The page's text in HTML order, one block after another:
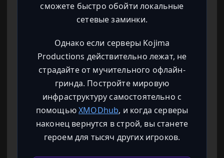
сможете быстро обойти локальные
сетевые заминки.
Однако если серверы Kojima
Productions действительно лежат, не
страдайте от мучительного офлайн-
гринда. Постройте мировую
инфраструктуру самостоятельно с
помощьюXMODhub, и когда серверы
наконец вернутся в строй, вы станете
героем для тысяч других игроков.